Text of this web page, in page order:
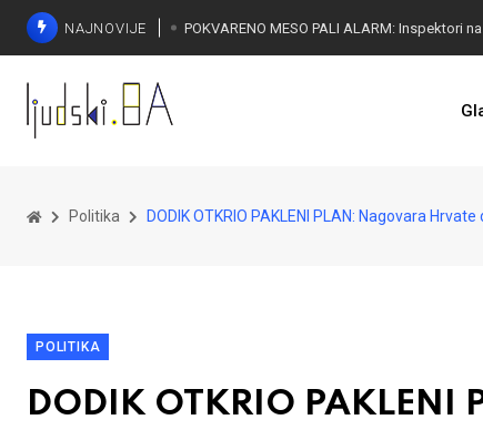
NAJNOVIJE
Politika DODIK OTKRIO PAKLENI PLAN: Nagovara
POLITIKA
DODIK OTKRIO